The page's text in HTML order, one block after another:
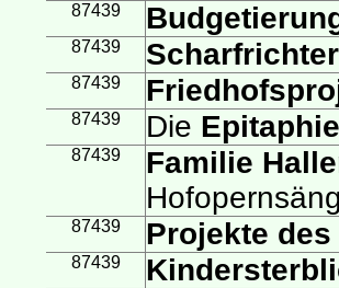
87439
87439
87439
87439 Die
87439
Familie
87439 Projekte des
87439